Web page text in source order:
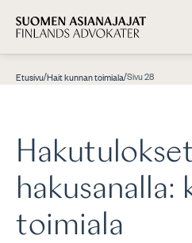
Etusivu/Hait kunnan toimiala/Sivu 28
hakusanalla:
toimiala